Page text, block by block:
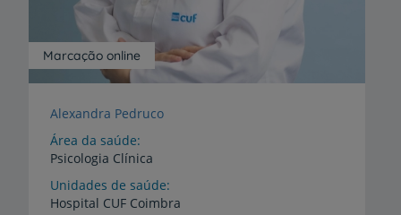
Marcação online
Alexandra Pedruco
Área da saúde
Psicologia Clínica
Unidades de saúde
Hospital CUF Coimbra